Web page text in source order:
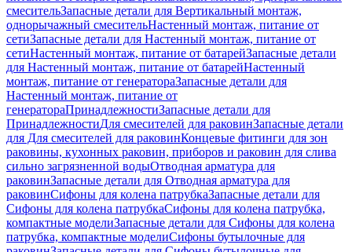
смесительЗапасные детали для Вертикальный монтаж,
однорычажный смесительНастенный монтаж, питание от
сетиЗапасные детали для Настенный монтаж, питание от
сетиНастенный монтаж, питание от батарейЗапасные детали
для Настенный монтаж, питание от батарейНастенный
монтаж, питание от генератораЗапасные детали для
Настенный монтаж, питание от
генератораПринадлежностиЗапасные детали для
ПринадлежностиДля смесителей для раковинЗапасные детали
для Для смесителей для раковинКонцевые фитинги для зон
раковины, кухонных раковин, приборов и раковин для слива
сильно загрязненной водыОтводная арматура для
раковинЗапасные детали для Отводная арматура для
раковинСифоны для колена патрубкаЗапасные детали для
Сифоны для колена патрубкаСифоны для колена патрубка,
компактные моделиЗапасные детали для Сифоны для колена
патрубка, компактные моделиСифоны бутылочные для